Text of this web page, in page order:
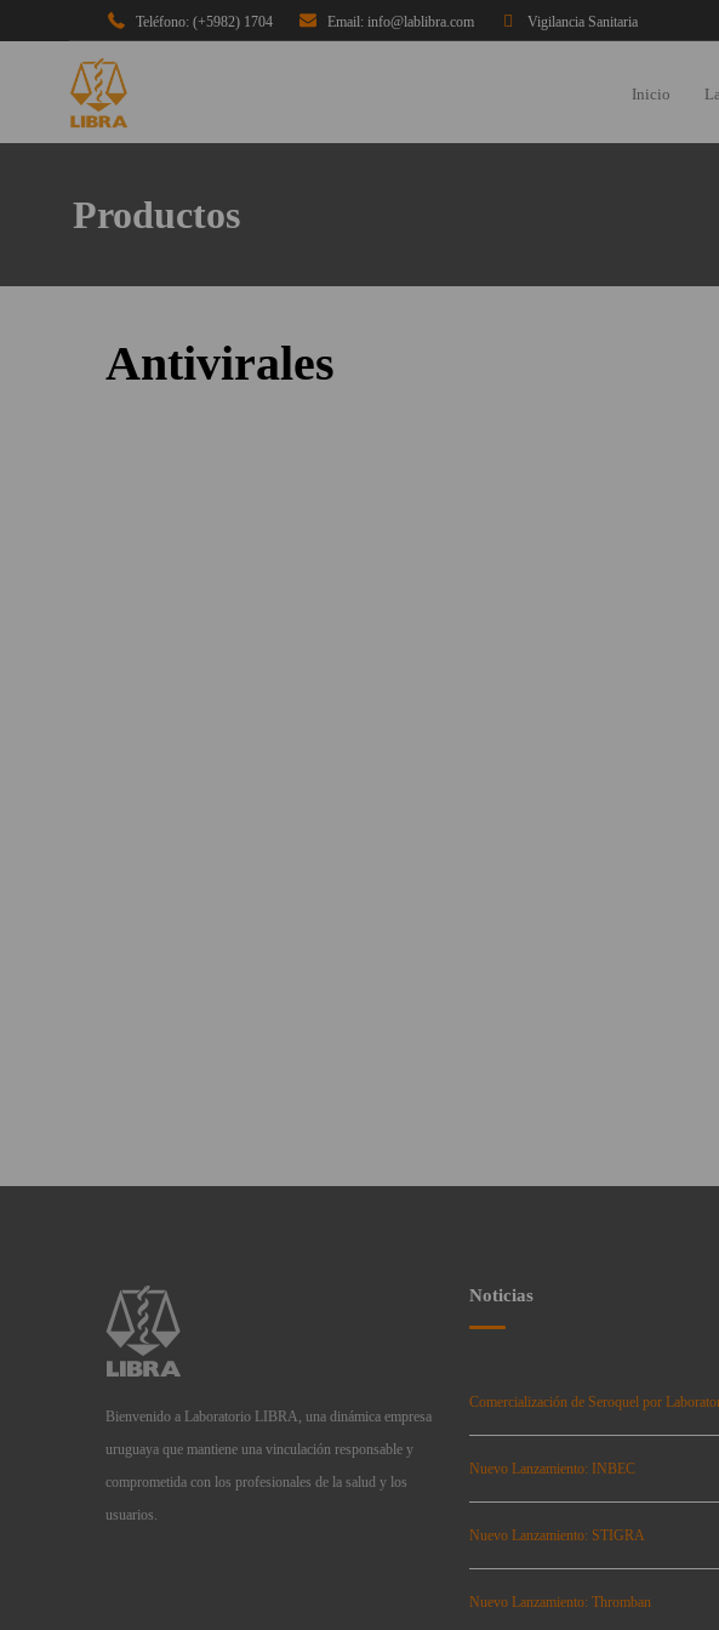
Teléfono: (+5982) 1704 Email: info@lablibra.com Vigilancia Sanitaria
Inicio
Productos
Antivirales
Bienvenido a Laboratorio LIBRA, una dinámica empresa
uruguaya que mantiene una vinculación responsable y
comprometida con los profesionales de la salud y los
usuarios.
Noticias
Comercialización de Seroquel por
Nuevo Lanzamiento: INBEC
Nuevo Lanzamiento: STIGRA
Nuevo Lanzamiento: Thromban